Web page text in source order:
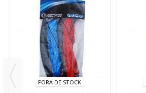
FORA DE STOCK